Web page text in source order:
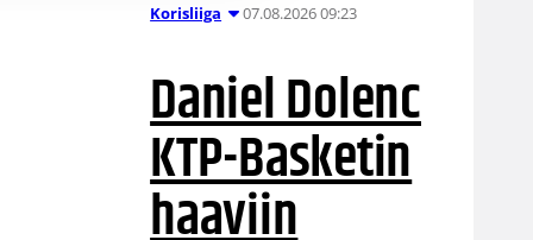
Korisliiga 07.08.2026 09:23
Daniel Dolenc
KTP-Basketin
haaviin